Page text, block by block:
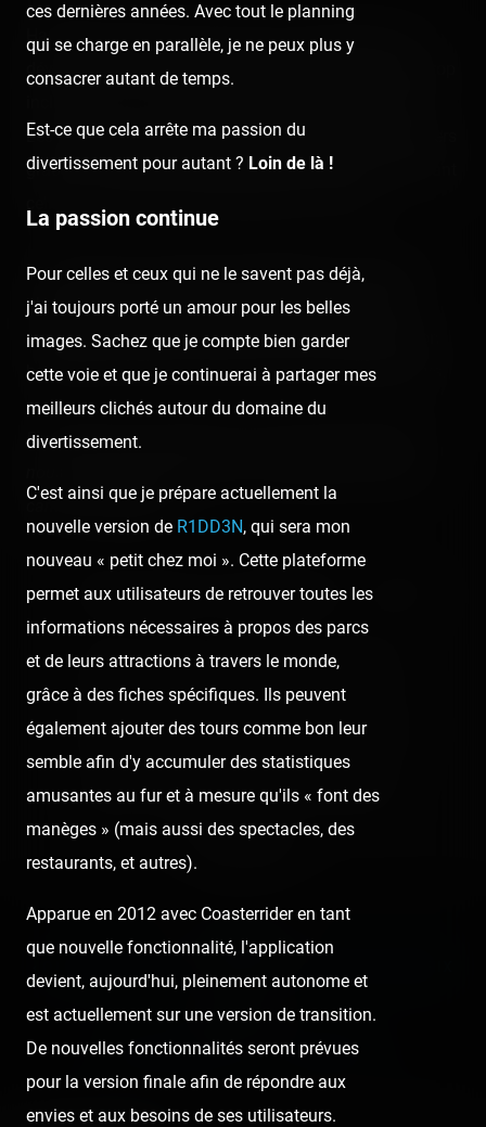
Haute de 29 mètres, les trains de la montagne russe
dévalent les 440 mètres de rails de grâce à une first drop
Les passagers se retrouveront deux fois la tête à l'envers
grâce à une boucle verticale ainsi qu'une vrille traversant
Les sensations fortes étant longtemps et quasiment
absentes dans cette région, la population locale à la
recherche des grands frissons trouvera désormais son
bonheur dans le parc français le plus à l'ouest du pays.
Remerciements particuliers à Emmanuel Bonnefoy de
caméra embarquée.
👍 42 😍 16 😮 4 50 🥳 1
👍 Like 😍 Love 😆 Haha 👏
🥳 Fiesta 😮 Wow 😢 Sad 😠 Angry
🤮 Sick ❤️ Supportive 🙏 Thankful
Next post:
PARC SAINT PAUL — 24 JUIN 2020 ›
ces dernières années. Avec tout le planning
qui se charge en parallèle, je ne peux plus y
consacrer autant de temps.
Est-ce que cela arrête ma passion du
divertissement pour autant ? Loin de là !
La passion continue
Pour celles et ceux qui ne le savent pas déjà,
j'ai toujours porté un amour pour les belles
images. Sachez que je compte bien garder
cette voie et que je continuerai à partager mes
meilleurs clichés autour du domaine du
divertissement.
C'est ainsi que je prépare actuellement la
nouvelle version de R1DD3N, qui sera mon
nouveau « petit chez moi ». Cette plateforme
permet aux utilisateurs de retrouver toutes les
informations nécessaires à propos des parcs
et de leurs attractions à travers le monde,
grâce à des fiches spécifiques. Ils peuvent
également ajouter des tours comme bon leur
semble afin d'y accumuler des statistiques
amusantes au fur et à mesure qu'ils « font des
manèges » (mais aussi des spectacles, des
restaurants, et autres).
Apparue en 2012 avec Coasterrider en tant
que nouvelle fonctionnalité, l'application
devient, aujourd'hui, pleinement autonome et
est actuellement sur une version de transition.
De nouvelles fonctionnalités seront prévues
pour la version finale afin de répondre aux
envies et aux besoins de ses utilisateurs.